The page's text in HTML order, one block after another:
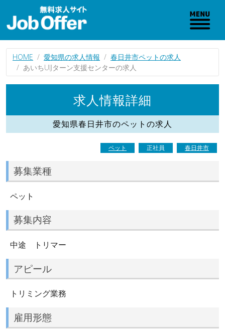
HOME 愛知県の求人情報
春日井市ペットの求人
あいちUIJターン支援センターの求人
求人情報詳細
愛知県春日井市のペットの求人
ペット 正社員 春日井市
募集業種
ペット
募集内容
中途 トリマー
アピール
トリミング業務
雇用形態